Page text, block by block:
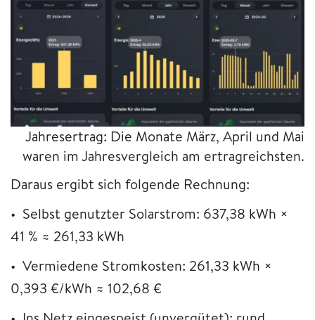
Jahresertrag: Die Monate März, April und Mai
waren im Jahresvergleich am ertragreichsten.
Daraus ergibt sich folgende Rechnung:
• Selbst genutzter Solarstrom: 637,38 kWh ×
41 % ≈ 261,33 kWh
• Vermiedene Stromkosten: 261,33 kWh ×
0,393 €/kWh ≈ 102,68 €